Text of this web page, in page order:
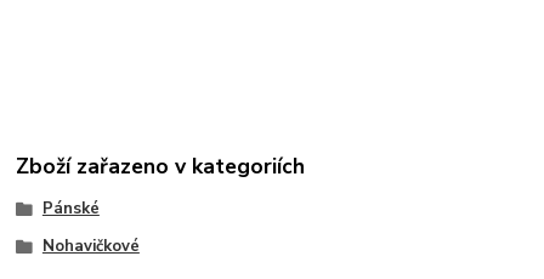
Zboží zařazeno v kategoriích
Pánské
Nohavičkové